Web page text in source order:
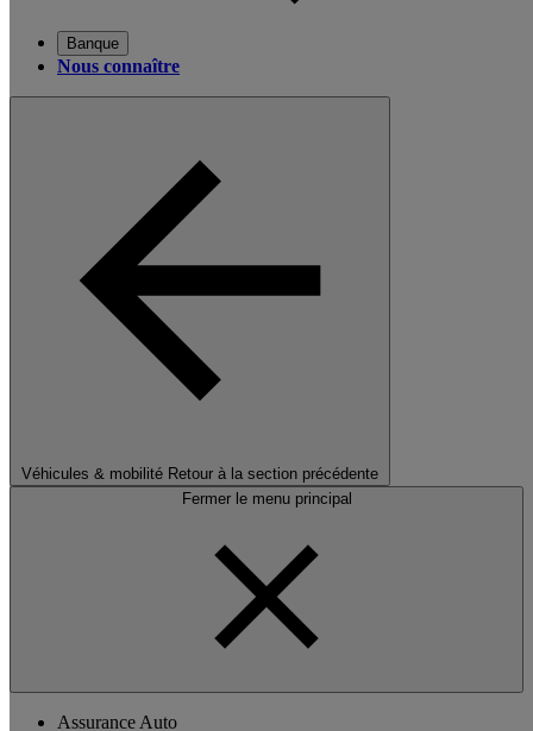
Banque
Nous connaître
Véhicules & mobilité Retour à la section précédente
Fermer le menu principal
Assurance Auto